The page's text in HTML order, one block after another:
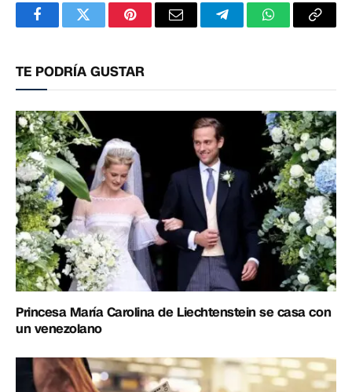
FacebookTwitterPinterestCorreoTelegramWhatsApp
TE PODRÍA GUSTAR
Princesa María Carolina de Liechtenstein se casa con
un venezolano